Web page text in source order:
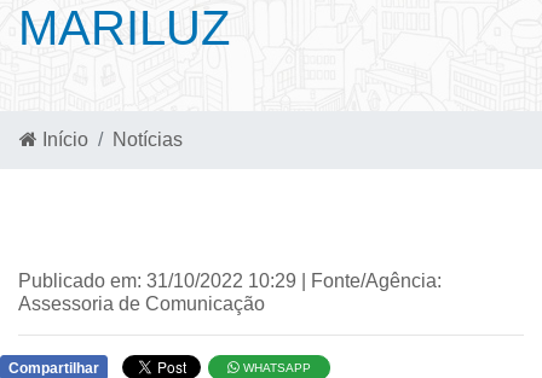
MARILUZ
Início Notícias
Publicado em: 31/10/2022 10:29 | Fonte/Agência:
Assessoria de Comunicação
Compartilhar WHATSAPP